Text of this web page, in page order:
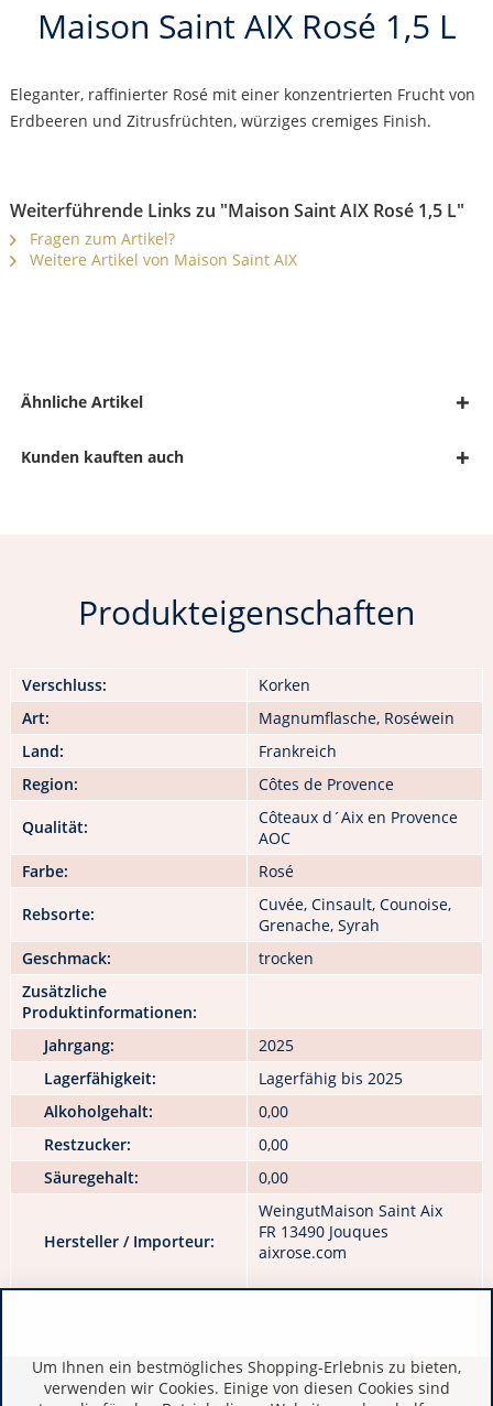
Maison Saint AIX Rosé 1,5 L
Eleganter, raffinierter Rosé mit einer konzentrierten Frucht von
Erdbeeren und Zitrusfrüchten, würziges cremiges Finish.
Weiterführende Links zu "Maison Saint AIX Rosé 1,5 L"
Fragen zum Artikel?
Weitere Artikel von Maison Saint AIX
Ähnliche Artikel
Kunden kauften auch
Produkteigenschaften
Verschluss:
Korken
Art:
Magnumflasche, Roséwein
Land:
Frankreich
Region:
Côtes de Provence
Qualität:
Côteaux d´Aix en Provence
AOC
Farbe:
Rosé
Rebsorte:
Cuvée, Cinsault, Counoise,
Grenache, Syrah
Geschmack:
trocken
Zusätzliche
Produktinformationen:
Jahrgang:
2025
Lagerfähigkeit:
Lagerfähig bis 2025
Alkoholgehalt:
0,00
Restzucker:
0,00
Säuregehalt:
0,00
Hersteller / Importeur:
WeingutMaison Saint Aix
FR 13490 Jouques
aixrose.com
Um Ihnen ein bestmögliches Shopping-Erlebnis zu bieten,
verwenden wir Cookies. Einige von diesen Cookies sind